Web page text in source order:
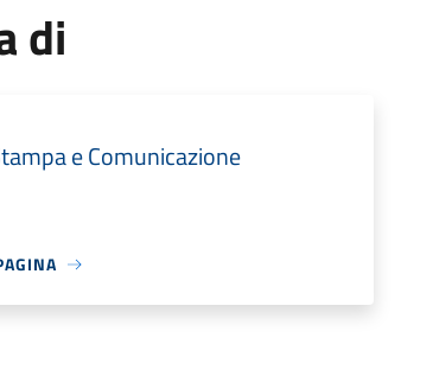
di
e Comunicazione